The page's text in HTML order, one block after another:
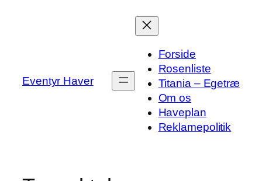
Eventyr Haver
Forside
Rosenliste
Titania – Egetræ
Om os
Haveplan
Reklamepolitik